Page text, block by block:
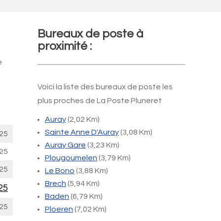
Bureaux de poste à
proximité :
Voici la liste des bureaux de poste les
plus proches de La Poste Pluneret
Auray(2,02 Km)
Sainte Anne D'Auray(3,08 Km)
Auray Gare (3,23 Km)
Plougoumelen (3,79 Km)
Le Bono (3,88 Km)
Brech (5,94 Km)
Baden (6,79 Km)
Ploeren (7,02 Km)